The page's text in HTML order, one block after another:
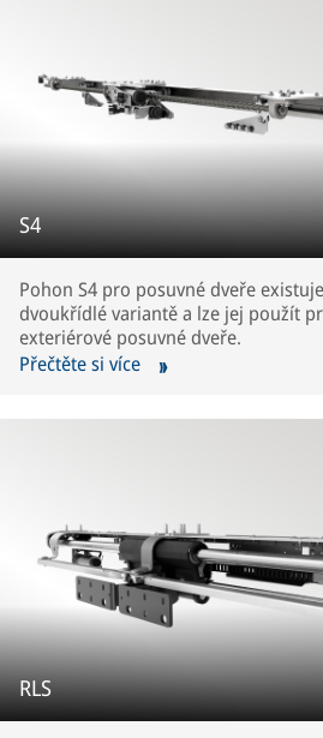
S4
Pohon S4 pro posuvné dveře
dvoukřídlé variantě a lze jej použít
exteriérové posuvné dveře.
Přečtěte si více
RLS